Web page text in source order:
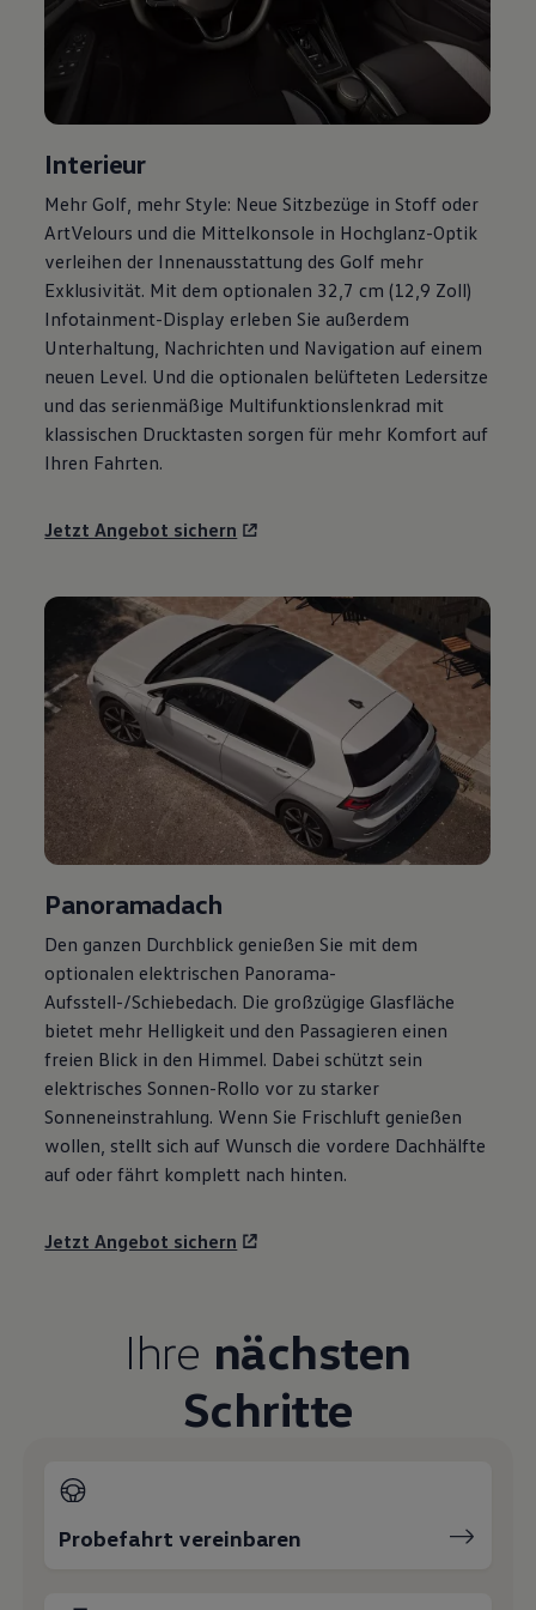
Motorenöl und Flüssigkeiten
Räder und Reifen
Pannen- und Unfallhilfe
Volkswagen Teile
Zubehör
Schutz und Pflege
Entertainment und Elektronik
Individualisieren
Wallbox und Ladekabel
Dienste für Ihr Modell finden
Volkswagen Apps, Login und Shop
Handy und Fahrzeug verbinden
Updates für Software, Karten und Radio
Über Ihr Auto
Vorgängermodelle
Kundeninformationen
Volkswagen Kundenbetreuung
Warn- und Kontrollleuchten
Live Beratung
Transport
Familie
Elektromobilität
Volkswagen R
Pannen- und Unfallhilfe
Volkswagen Kundenbetreuung
Interieur
Mehr Golf , mehr Style: Neue Sitzbezüge in Stoff oder
ArtVelours und die Mittelkonsole in Hochglanz-Optik
verleihen der Innenausstattung des Golf mehr
Exklusivität. Mit dem optionalen 32,7 cm (12,9 Zoll)
Infotainment-Display erleben Sie außerdem
Unterhaltung, Nachrichten und Navigation auf einem
neuen Level. Und die optionalen belüfteten Ledersitze
und das serienmäßige Multifunktionslenkrad mit
klassischen Drucktasten sorgen für mehr Komfort auf
Ihren Fahrten.
Jetzt Angebot sichern
Panoramadach
Den ganzen Durchblick genießen Sie mit dem
optionalen elektrischen Panorama-
Aufsstell-/Schiebedach. Die großzügige Glasfläche
bietet mehr Helligkeit und den Passagieren einen
freien Blick in den Himmel. Dabei schützt sein
elektrisches Sonnen-Rollo vor zu starker
Sonneneinstrahlung. Wenn Sie Frischluft genießen
wollen, stellt sich auf Wunsch die vordere Dachhälfte
auf oder fährt komplett nach hinten.
Jetzt Angebot sichern
Ihre nächsten
Schritte
Probefahrt vereinbaren